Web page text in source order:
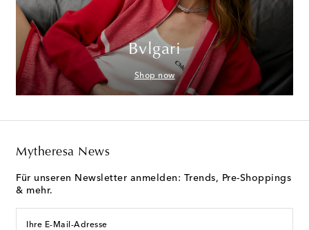
Bvlgari
Shop now
Mytheresa News
Für unseren Newsletter anmelden: Trends, Pre-Shoppings
& mehr.
Ihre E-Mail-Adresse